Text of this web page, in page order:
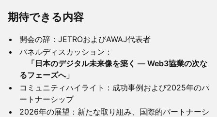
期待できる内容
開会の辞：JETROおよびAWAJ代表者
パネルディスカッション：
「日本のデジタル未来像を築く — Web3協業の次な
るフェーズへ」
コミュニティハイライト：成功事例および2025年のパ
ートナーシップ
2026年の展望：新たな取り組み、国際的パートナーシ